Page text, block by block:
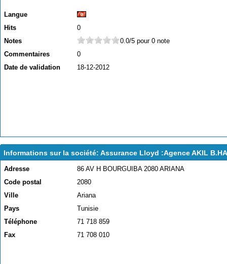
Langue
Hits
0
Notes
0.0/5 pour 0 note
Commentaires
0
Date de validation
18-12-2012
Informations sur la société: Assurance Lloyd :Agence AKIL
Adresse
86 AV H BOURGUIBA 2080 ARIANA
Code postal
2080
Ville
Ariana
Pays
Tunisie
Téléphone
71 718 859
Fax
71 708 010